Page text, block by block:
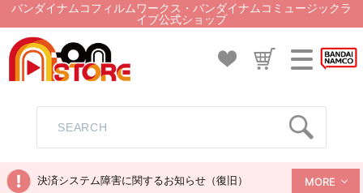
バンダイナムコフィルムワークス・バンダイナムコミュージックラ
イブ公式ショップ
決済システム障害に関するお知らせ（復旧） MORE